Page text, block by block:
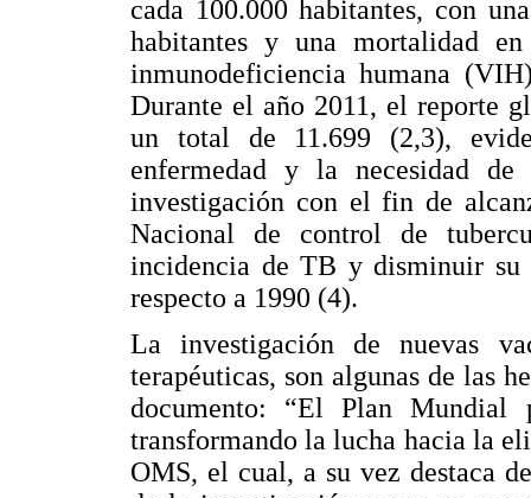
cada 100.000 habitantes, con
habitantes y una mortalidad
inmunodeficiencia humana
Durante el año 2011, el reporte
un total de 11.699 (2,3),
enfermedad y la necesidad
investigación con el fin de
Nacional de control de
incidencia de TB y disminuir
respecto a 1990 (4).
La investigación de nuevas
terapéuticas, son algunas de las
documento: “El Plan Mundial
transformando la lucha hacia la
OMS, el cual, a su vez destaca